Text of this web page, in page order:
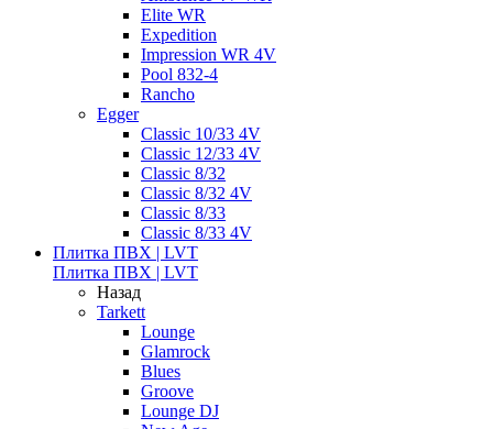
Elite WR
Expedition
Impression WR 4V
Pool 832-4
Rancho
Egger
Classic 10/33 4V
Classic 12/33 4V
Classic 8/32
Classic 8/32 4V
Classic 8/33
Classic 8/33 4V
Плитка ПВХ | LVT
Плитка ПВХ | LVT
Назад
Tarkett
Lounge
Glamrock
Blues
Groove
Lounge DJ